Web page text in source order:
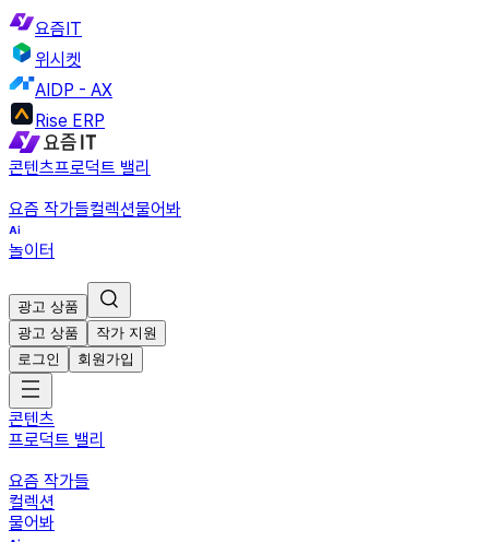
요즘IT
위시켓
AIDP - AX
Rise ERP
콘텐츠프로덕트 밸리
요즘 작가들컬렉션물어봐
놀이터
광고 상품
광고 상품
작가 지원
로그인
회원가입
콘텐츠
프로덕트 밸리
요즘 작가들
컬렉션
물어봐